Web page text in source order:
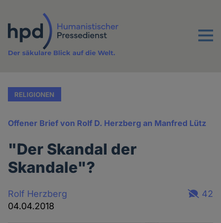
Inhalt
Menu
Der säkulare Blick auf die Welt.
RELIGIONEN
Offener Brief von Rolf D. Herzberg an Manfred Lütz
"Der Skandal der
Skandale"?
Rolf Herzberg
04.04.2018
42